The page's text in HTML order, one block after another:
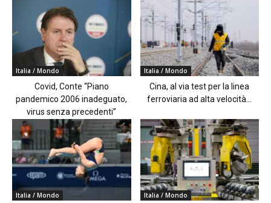
Italia / Mondo
Covid, Conte “Piano
pandemico 2006 inadeguato,
virus senza precedenti”
Italia / Mondo
Cina, al via test per la linea
ferroviaria ad alta velocità...
Italia / Mondo Italia / Mondo